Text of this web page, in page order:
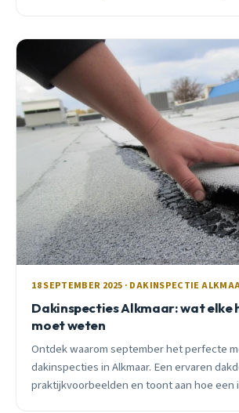
18 SEPTEMBER 2025 · DAKINSPECTIE
Dakinspecties Alkmaar: wat elke
moet weten
Ontdek waarom september het perfecte
dakinspecties in Alkmaar. Een ervaren
praktijkvoorbeelden en toont aan hoe een